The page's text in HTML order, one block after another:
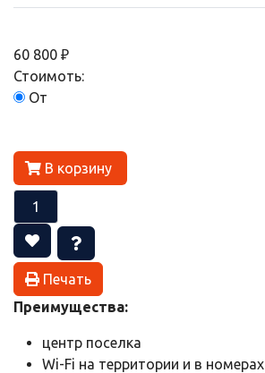
60 800 ₽
Стоимоть:
От
В корзину
Печать
Преимущества:
центр поселка
Wi-Fi на территории и в номерах